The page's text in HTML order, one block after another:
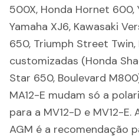
500X, Honda Hornet 600,
Yamaha XJ6, Kawasaki
650, Triumph Street Twin,
customizadas (Honda
Star 650, Boulevard
MA12-E mudam só a
para a MV12-D e MV12-
AGM é a recomendação